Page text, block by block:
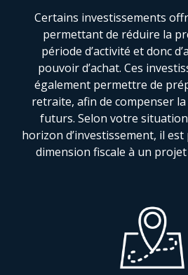
Certains investissements
permettant de réduire la
période d’activité et donc
pouvoir d’achat. Ces
également permettre de
retraite, afin de compenser
futurs. Selon votre
horizon d’investissement, il est
dimension fiscale à un projet